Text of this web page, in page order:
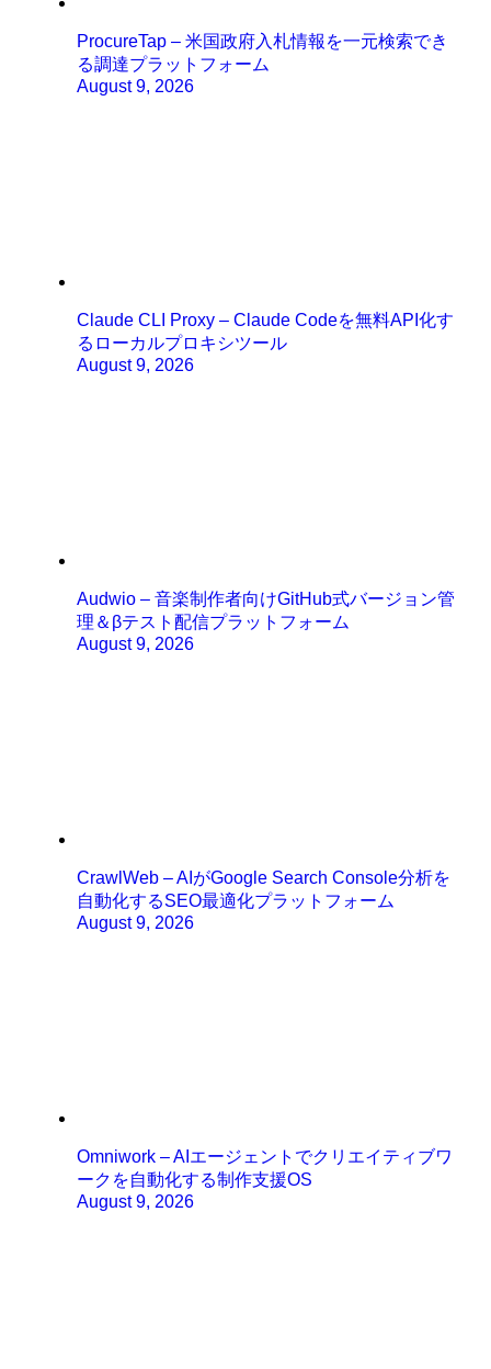
ProcureTap – 米国政府入札情報を一元検索でき
る調達プラットフォーム
August 9, 2026
Claude CLI Proxy – Claude Codeを無料API化す
るローカルプロキシツール
August 9, 2026
Audwio – 音楽制作者向けGitHub式バージョン管
理＆βテスト配信プラットフォーム
August 9, 2026
CrawlWeb – AIがGoogle Search Console分析を
自動化するSEO最適化プラットフォーム
August 9, 2026
Omniwork – AIエージェントでクリエイティブワ
ークを自動化する制作支援OS
August 9, 2026